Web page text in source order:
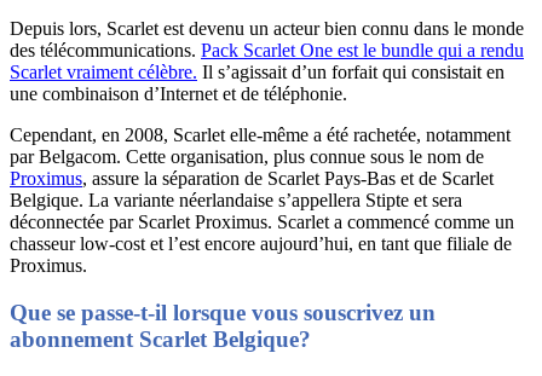
Depuis lors, Scarlet est devenu un acteur bien connu dans le monde
des télécommunications. Pack Scarlet One est le bundle qui a rendu
Scarlet vraiment célèbre. Il s’agissait d’un forfait qui consistait en
une combinaison d’Internet et de téléphonie.
Cependant, en 2008, Scarlet elle-même a été rachetée, notamment
par Belgacom. Cette organisation, plus connue sous le nom de
Proximus, assure la séparation de Scarlet Pays-Bas et de Scarlet
Belgique. La variante néerlandaise s’appellera Stipte et sera
déconnectée par Scarlet Proximus. Scarlet a commencé comme un
chasseur low-cost et l’est encore aujourd’hui, en tant que filiale de
Proximus.
Que se passe-t-il lorsque vous souscrivez un
abonnement Scarlet Belgique?